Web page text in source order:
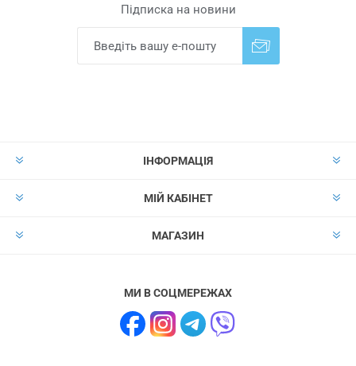
Підписка на новини
ІНФОРМАЦІЯ
МІЙ КАБІНЕТ
МАГАЗИН
МИ В СОЦМЕРЕЖАХ